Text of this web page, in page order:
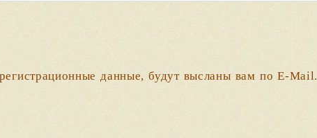
данные, будут высланы вам по E-Mail.